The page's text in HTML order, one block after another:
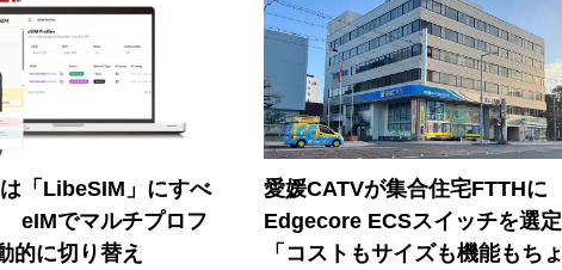
「LibeSIM」にすべ
eIMでマルチプロフ
的に切り替え
愛媛CATVが集合住宅FTTHに
Edgecore ECSスイッチを選定
「コストもサイズも機能もちょ